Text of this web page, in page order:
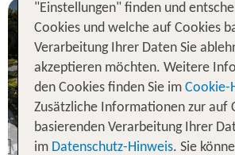
Royal
"Einstellungen" finden und
Cookies und welche auf Cookies
Verarbeitung Ihrer Daten Sie
akzeptieren möchten. Weitere
den Cookies finden Sie im Cookie-
Zusätzliche Informationen zur auf
basierenden Verarbeitung Ihrer
im Datenschutz-Hinweis. Sie